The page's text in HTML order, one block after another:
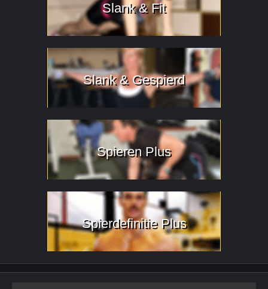
Slank & Fit
Slank & Gespierd
Spieren Plus
Spierdefinitie Plus